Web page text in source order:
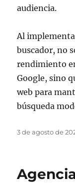
audiencia.
Al
buscador, no
rendimiento
Google, sino
web para
búsqueda
Publicado
3 de agosto de